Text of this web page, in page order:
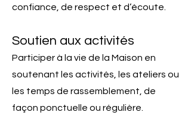
confiance, de respect et d’écoute.
Soutien aux activités
Participer à la vie de la Maison en
soutenant les activités, les ateliers ou
les temps de rassemblement, de
façon ponctuelle ou régulière.